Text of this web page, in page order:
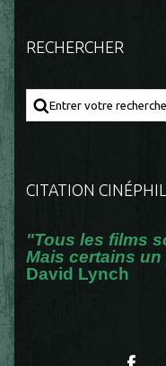
RECHERCHER
CITATION
"Tous les films
Mais certains
David Lynch